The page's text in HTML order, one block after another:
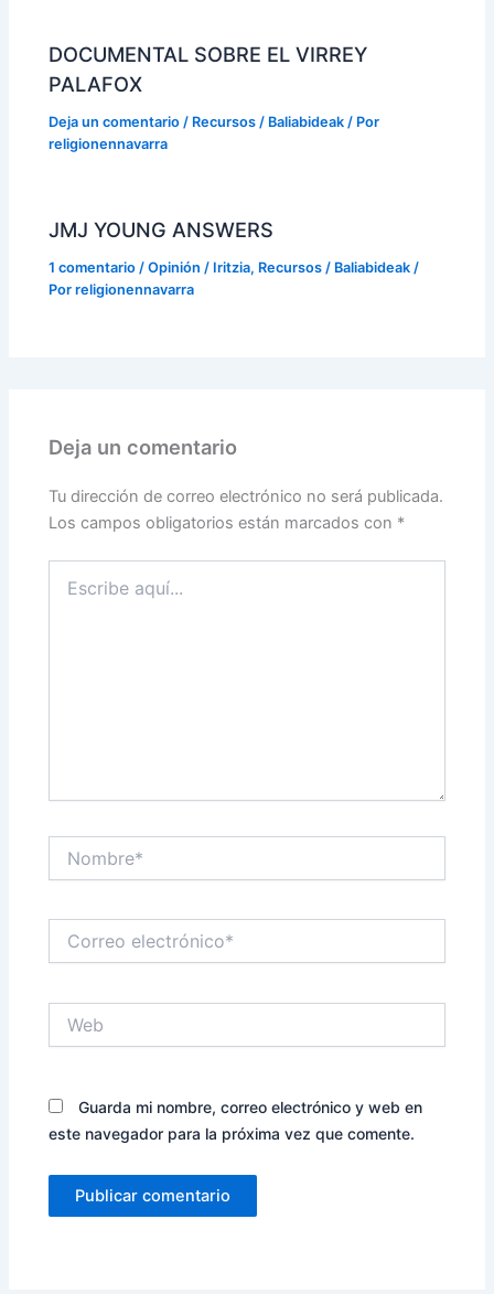
DOCUMENTAL SOBRE EL VIRREY
PALAFOX
Deja un comentario / Recursos / Baliabideak / Por
religionennavarra
JMJ YOUNG ANSWERS
1 comentario /Opinión / Iritzia, Recursos / Baliabideak /
Porreligionennavarra
Deja un comentario
Tu dirección de correo electrónico no será publicada.
Los campos obligatorios están marcados con *
aquí...
electrónico*
Guarda mi nombre, correo electrónico y web en
este navegador para la próxima vez que comente.